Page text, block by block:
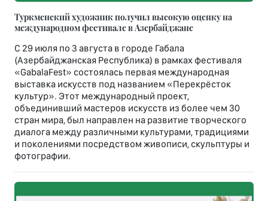
Туркменский художник получил высокую оценку на
международном фестивале в Азербайджане
С 29 июля по 3 августа в городе Габала
(Азербайджанская Республика) в рамках фестиваля
«GabalaFest» состоялась первая международная
выставка искусств под названием «Перекрёсток
культур». Этот международный проект,
объединивший мастеров искусств из более чем 30
стран мира, был направлен на развитие творческого
диалога между различными культурами, традициями
и поколениями посредством живописи, скульптуры и
фотографии.